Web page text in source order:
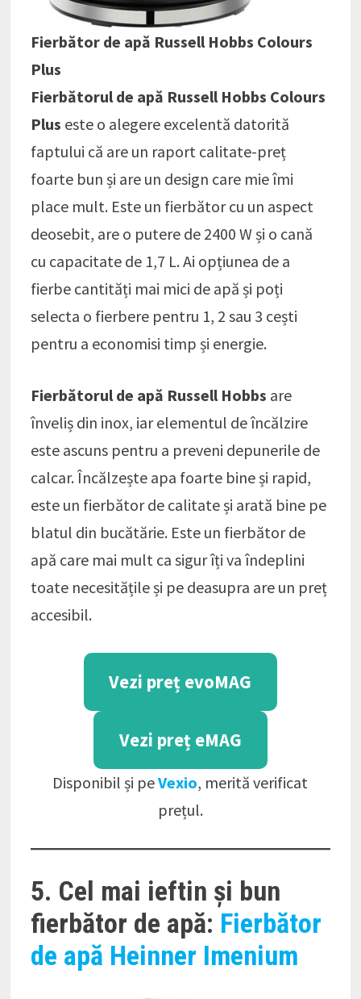
Fierbător de apă Russell Hobbs Colours
Plus
Fierbătorul de apă Russell Hobbs Colours
Plus este o alegere excelentă datorită
faptului că are un raport calitate-preț
foarte bun și are un design care mie îmi
place mult. Este un fierbător cu un aspect
deosebit, are o putere de 2400 W și o cană
cu capacitate de 1,7 L. Ai opțiunea de a
fierbe cantități mai mici de apă și poți
selecta o fierbere pentru 1, 2 sau 3 cești
pentru a economisi timp și energie.
Fierbătorul de apă Russell Hobbs are
înveliș din inox, iar elementul de încălzire
este ascuns pentru a preveni depunerile de
calcar. Încălzește apa foarte bine și rapid,
este un fierbător de calitate și arată bine pe
blatul din bucătărie. Este un fierbător de
apă care mai mult ca sigur îți va îndeplini
toate necesitățile și pe deasupra are un preț
accesibil.
Vezi preț evoMAG
Vezi preț eMAG
Disponibil și peVexio, merită verificat
prețul.
5. Cel mai ieftin și bun
fierbător de apă: Fierbător
de apă Heinner Imenium